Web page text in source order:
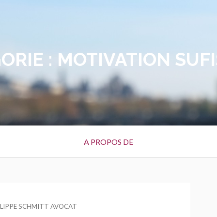
: MOTIVATION
A PROPOS DE
SCHMITT AVOCAT